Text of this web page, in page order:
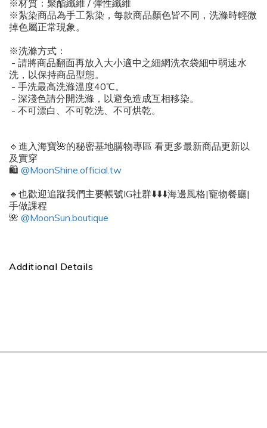
※材質：聚酯纖維 / 彈性纖維
※紮染商品為手工紮染，每款商品顏色皆不同，洗滌時輕微
掉色屬正常現象。
※洗滌方式：
- 請將商品翻面再放入大小適中之細網洗衣袋細中弱速水
洗，以保持商品型態。
- 手洗最高洗滌溫度40℃。
- 深淺色請分開洗滌，以避免造成互相移染。
- 不可漂白、不可乾洗、不可烘乾。
🔹進入海寶🌺的秘密基地購物專區 看更多最新商品更新以
及實穿
🛍️ @MoonShine.official.tw
🔹也歡迎追蹤我們主要帳號IG社群⬇️⬇️⬇️海邊風格|寵物餐廳|
手做課程
🌺 @MoonSun.boutique
Additional Details